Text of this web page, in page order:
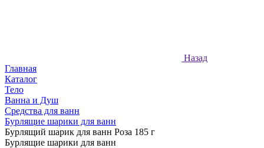
Назад
Главная
Каталог
Тело
Ванна и Душ
Средства для ванн
Бурлящие шарики для ванн
Бурлящий шарик для ванн Роза 185 г
Бурлящие шарики для ванн